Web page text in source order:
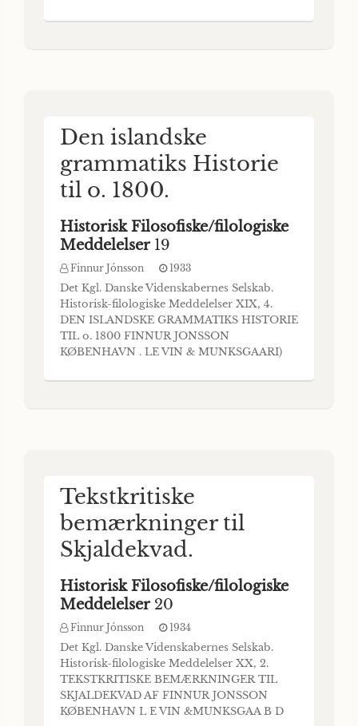
KØBENHAVN hovedkommissionær: ANDR.
Den islandske
grammatiks Historie
til o. 1800.
Historisk Filosofiske/filologiske
Meddelelser 19
Finnur Jónsson 1933
Det Kgl. Danske Videnskabernes Selskab.
Historisk-filologiske Meddelelser XIX, 4.
DEN ISLANDSKE GRAMMATIKS HISTORIE
TIL o. 1800 FINNUR JONSSON
KØBENHAVN . LE VIN & MUNKSGAARI)
udgiver følgende Publikationer: Oversigt
Tekstkritiske
bemærkninger til
Skjaldekvad.
Historisk Filosofiske/filologiske
Meddelelser 20
Finnur Jónsson 1934
Det Kgl. Danske Videnskabernes Selskab.
Historisk-filologiske Meddelelser XX, 2.
TEKSTKRITISKE BEMÆRKNINGER TIL
SKJALDEKVAD AF FINNUR JONSSON
KØBENHAVN L E VIN &MUNKSGAA B D